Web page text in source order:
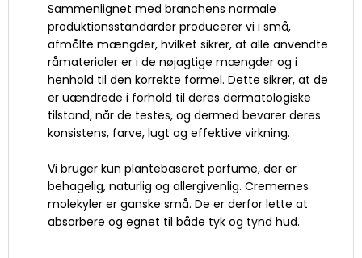
Sammenlignet med branchens normale
produktionsstandarder producerer vi i små,
afmålte mængder, hvilket sikrer, at alle anvendte
råmaterialer er i de nøjagtige mængder og i
henhold til den korrekte formel. Dette sikrer, at de
er uændrede i forhold til deres dermatologiske
tilstand, når de testes, og dermed bevarer deres
konsistens, farve, lugt og effektive virkning.
Vi bruger kun plantebaseret parfume, der er
behagelig, naturlig og allergivenlig. Cremernes
molekyler er ganske små. De er derfor lette at
absorbere og egnet til både tyk og tynd hud.